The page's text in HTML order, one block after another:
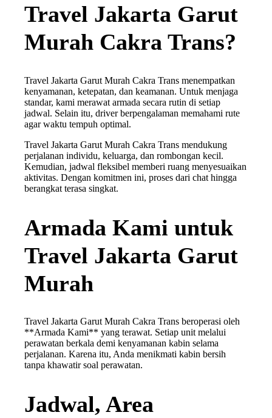
Travel Jakarta Garut
Murah Cakra Trans?
Travel Jakarta Garut Murah Cakra Trans menempatkan
kenyamanan, ketepatan, dan keamanan. Untuk menjaga
standar, kami merawat armada secara rutin di setiap
jadwal. Selain itu, driver berpengalaman memahami rute
agar waktu tempuh optimal.
Travel Jakarta Garut Murah Cakra Trans mendukung
perjalanan individu, keluarga, dan rombongan kecil.
Kemudian, jadwal fleksibel memberi ruang menyesuaikan
aktivitas. Dengan komitmen ini, proses dari chat hingga
berangkat terasa singkat.
Armada Kami untuk
Travel Jakarta Garut
Murah
Travel Jakarta Garut Murah Cakra Trans beroperasi oleh
**Armada Kami** yang terawat. Setiap unit melalui
perawatan berkala demi kenyamanan kabin selama
perjalanan. Karena itu, Anda menikmati kabin bersih
tanpa khawatir soal perawatan.
Jadwal, Area